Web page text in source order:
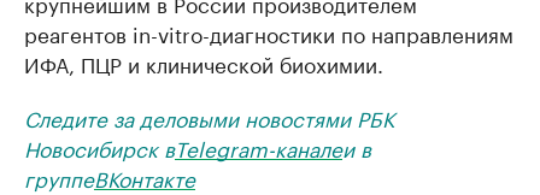
реагентов in-vitro-диагностики по направлениям
ИФА, ПЦР и клинической биохимии.
Следите за деловыми новостями РБК
Новосибирск вTelegram-каналеи в
группеВКонтакте